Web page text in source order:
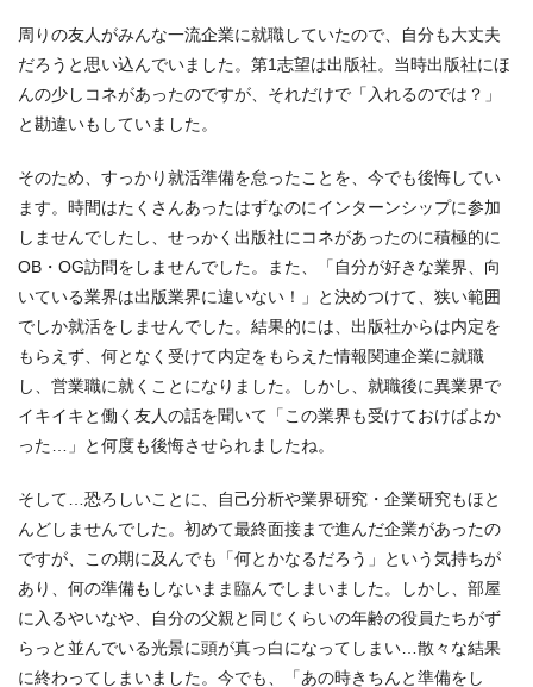
周りの友人がみんな一流企業に就職していたので、自分も大丈夫
だろうと思い込んでいました。第1志望は出版社。当時出版社にほ
んの少しコネがあったのですが、それだけで「入れるのでは？」
と勘違いもしていました。
そのため、すっかり就活準備を怠ったことを、今でも後悔してい
ます。時間はたくさんあったはずなのにインターンシップに参加
しませんでしたし、せっかく出版社にコネがあったのに積極的に
OB・OG訪問をしませんでした。また、「自分が好きな業界、向
いている業界は出版業界に違いない！」と決めつけて、狭い範囲
でしか就活をしませんでした。結果的には、出版社からは内定を
もらえず、何となく受けて内定をもらえた情報関連企業に就職
し、営業職に就くことになりました。しかし、就職後に異業界で
イキイキと働く友人の話を聞いて「この業界も受けておけばよか
った…」と何度も後悔させられましたね。
そして…恐ろしいことに、自己分析や業界研究・企業研究もほと
んどしませんでした。初めて最終面接まで進んだ企業があったの
ですが、この期に及んでも「何とかなるだろう」という気持ちが
あり、何の準備もしないまま臨んでしまいました。しかし、部屋
に入るやいなや、自分の父親と同じくらいの年齢の役員たちがず
らっと並んでいる光景に頭が真っ白になってしまい…散々な結果
に終わってしまいました。今でも、「あの時きちんと準備をし